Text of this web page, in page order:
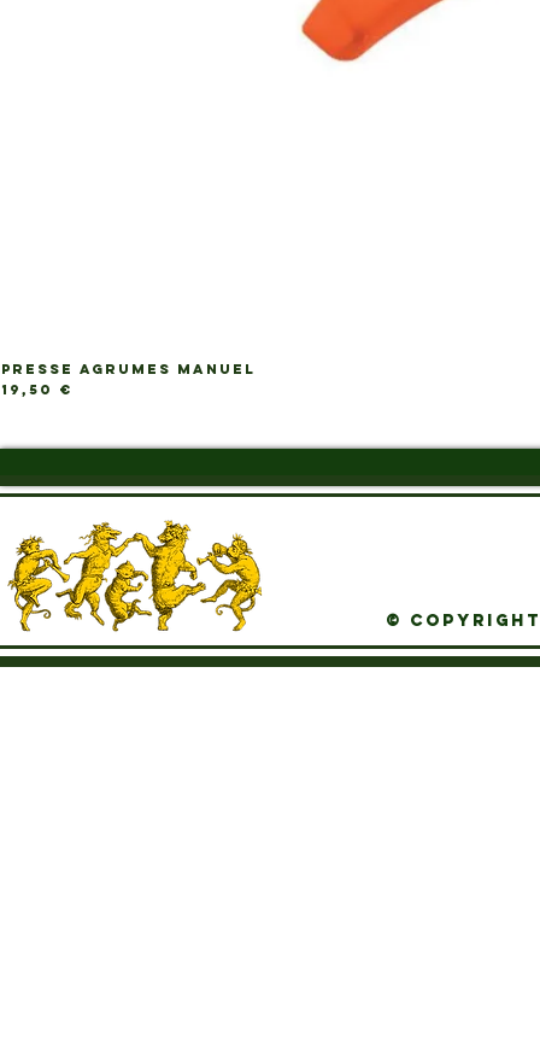
PRESSE AGRUMES MANUEL
Prix
19,50 €
© Copyright